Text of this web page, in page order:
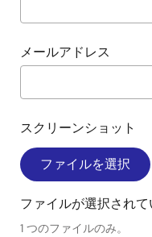
メールアドレス
スクリーンショット
ファイルを選択
ファイルが選択され
1 つのファイルのみ。